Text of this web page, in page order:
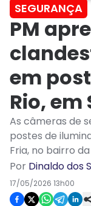
SEGURANÇA
PM
em
Rio,
As câmeras de
postes de
Fria, no bairro
Por Dinaldo dos
17/05/2026 13h00